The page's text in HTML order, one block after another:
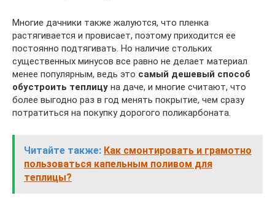
Многие дачники также жалуются, что пленка
растягивается и провисает, поэтому приходится ее
постоянно подтягивать. Но наличие стольких
существенных минусов все равно не делает материал
менее популярным, ведь это самый дешевый способ
обустроить теплицу на даче, и многие считают, что
более выгодно раз в год менять покрытие, чем сразу
потратиться на покупку дорогого поликарбоната.
Читайте также: Как смонтировать и грамотно
пользоваться капельным поливом для
теплицы?